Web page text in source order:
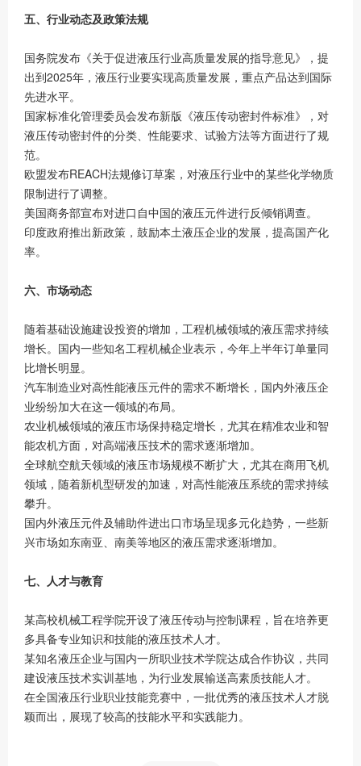
五、行业动态及政策法规
国务院发布《关于促进液压行业高质量发展的指导意见》，提
出到2025年，液压行业要实现高质量发展，重点产品达到国际
先进水平。
国家标准化管理委员会发布新版《液压传动密封件标准》，对
液压传动密封件的分类、性能要求、试验方法等方面进行了规
范。
欧盟发布REACH法规修订草案，对液压行业中的某些化学物质
限制进行了调整。
美国商务部宣布对进口自中国的液压元件进行反倾销调查。
印度政府推出新政策，鼓励本土液压企业的发展，提高国产化
率。
六、市场动态
随着基础设施建设投资的增加，工程机械领域的液压需求持续
增长。国内一些知名工程机械企业表示，今年上半年订单量同
比增长明显。
汽车制造业对高性能液压元件的需求不断增长，国内外液压企
业纷纷加大在这一领域的布局。
农业机械领域的液压市场保持稳定增长，尤其在精准农业和智
能农机方面，对高端液压技术的需求逐渐增加。
全球航空航天领域的液压市场规模不断扩大，尤其在商用飞机
领域，随着新机型研发的加速，对高性能液压系统的需求持续
攀升。
国内外液压元件及辅助件进出口市场呈现多元化趋势，一些新
兴市场如东南亚、南美等地区的液压需求逐渐增加。
七、人才与教育
某高校机械工程学院开设了液压传动与控制课程，旨在培养更
多具备专业知识和技能的液压技术人才。
某知名液压企业与国内一所职业技术学院达成合作协议，共同
建设液压技术实训基地，为行业发展输送高素质技能人才。
在全国液压行业职业技能竞赛中，一批优秀的液压技术人才脱
颖而出，展现了较高的技能水平和实践能力。